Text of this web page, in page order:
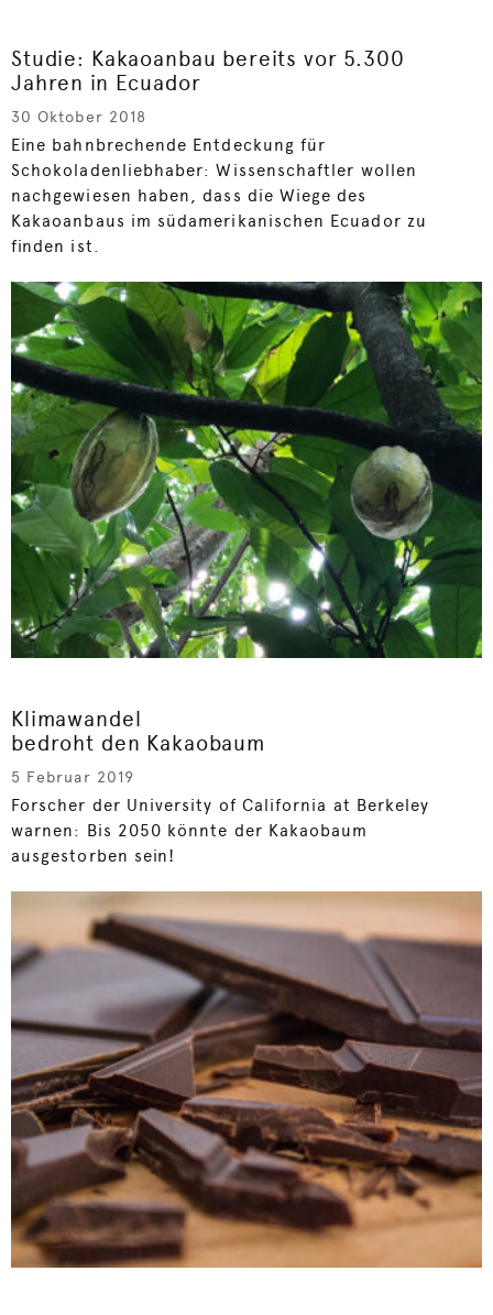
Studie: Kakaoanbau bereits vor 5.300
Jahren in Ecuador
30 Oktober 2018
Eine bahnbrechende Entdeckung für
Schokoladenliebhaber: Wissenschaftler wollen
nachgewiesen haben, dass die Wiege des
Kakaoanbaus im südamerikanischen Ecuador zu
finden ist.
Klimawandel
bedroht den Kakaobaum
5 Februar 2019
Forscher der University of California at Berkeley
warnen: Bis 2050 könnte der Kakaobaum
ausgestorben sein!